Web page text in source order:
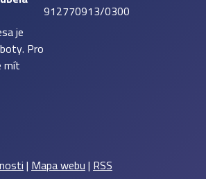
je
Pro
mít
912770913/0300
|Mapa webu|RSS